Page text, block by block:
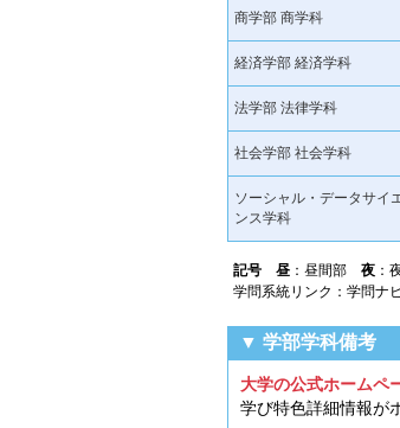
商学部 商学科
経済学部 経済学科
法学部 法律学科
社会学部 社会学科
ソーシャル・データサイ
ンス学科
記号 昼 ：昼間部 夜 ：
学問系統リンク：学問ナ
▼ 学部学科備考
大学の公式ホームペ
学び特色詳細情報が